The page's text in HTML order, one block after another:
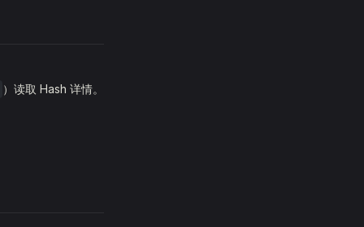
）读取 Hash 详情。